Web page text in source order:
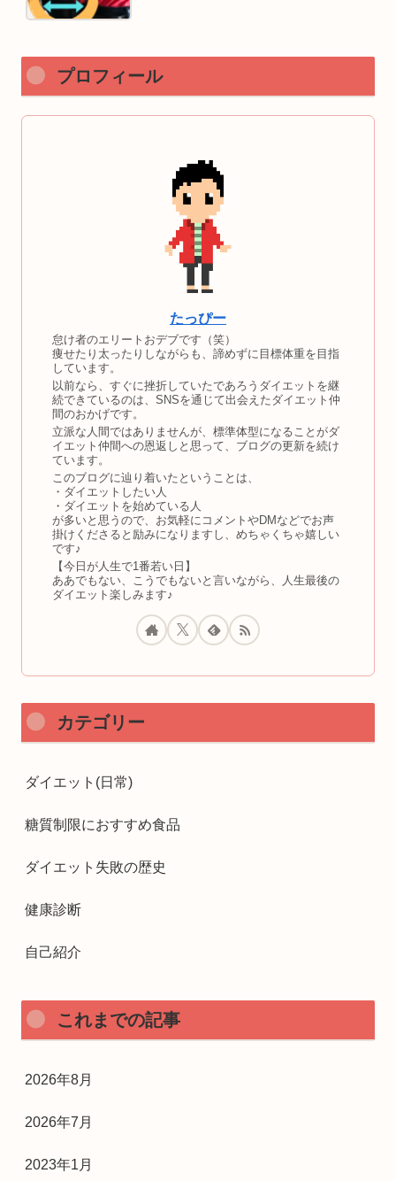
プロフィール
たっぴー
怠け者のエリートおデブです（笑）
痩せたり太ったりしながらも、諦めずに目標体重を目指
しています。
以前なら、すぐに挫折していたであろうダイエットを継
続できているのは、SNSを通じて出会えたダイエット仲
間のおかげです。
立派な人間ではありませんが、標準体型になることがダ
イエット仲間への恩返しと思って、ブログの更新を続け
ています。
このブログに辿り着いたということは、
・ダイエットしたい人
・ダイエットを始めている人
が多いと思うので、お気軽にコメントやDMなどでお声
掛けくださると励みになりますし、めちゃくちゃ嬉しい
です♪
【今日が人生で1番若い日】
ああでもない、こうでもないと言いながら、人生最後の
ダイエット楽しみます♪
カテゴリー
ダイエット(日常)
糖質制限におすすめ食品
ダイエット失敗の歴史
健康診断
自己紹介
これまでの記事
2026年8月
2026年7月
2023年1月